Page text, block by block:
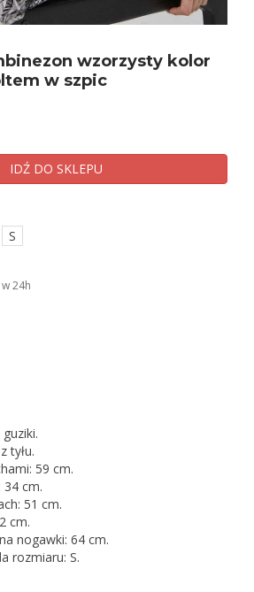
wzorzysty kolor
w szpic
IDŹ DO SKLEPU
S
24h
tyłu.
59 cm.
34 cm.
51 cm.
cm.
nogawki: 64 cm.
rozmiaru: S.